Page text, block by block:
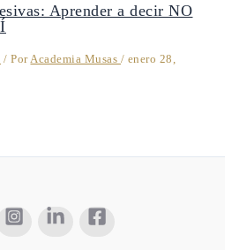
Aprender a decir NO
/ PorAcademia Musas / enero 28,